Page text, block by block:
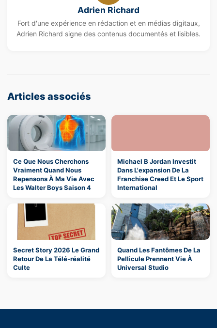
Adrien Richard
Fort d'une expérience en rédaction et en médias digitaux,
Adrien Richard signe des contenus documentés et lisibles.
Articles associés
Ce Que Nous Cherchons
Vraiment Quand Nous
Repensons À Ma Vie Avec
Les Walter Boys Saison 4
Michael B Jordan Investit
Dans L'expansion De La
Franchise Creed Et Le Sport
International
Secret Story 2026 Le Grand
Retour De La Télé-réalité
Culte
Quand Les Fantômes De La
Pellicule Prennent Vie À
Universal Studio